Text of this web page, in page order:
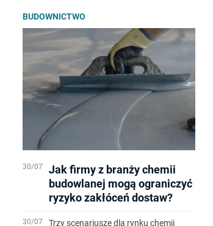
BUDOWNICTWO
30/07
Jak firmy z branży chemii
budowlanej mogą ograniczyć
ryzyko zakłóceń dostaw?
30/07 Trzy scenariusze dla rynku chemii